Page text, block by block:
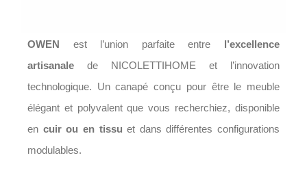
OWEN est l’union parfaite entre l’excellence
artisanalede NICOLETTIHOME et l’innovation
technologique. Un canapé conçu pour être le meuble
élégant et polyvalent que vous recherchiez, disponible
en cuir ou en tissu et dans différentes configurations
modulables.